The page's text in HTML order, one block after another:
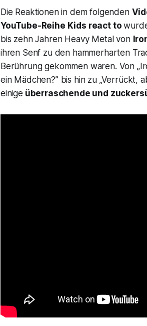
Die Reaktionen in dem folgenden
YouTube-Reihe Kids react to
bis zehn Jahren Heavy Metal von
ihren Senf zu den hammerharten
Berührung gekommen waren. Von
ein Mädchen?” bis hin zu „Verrückt,
einige überraschende und